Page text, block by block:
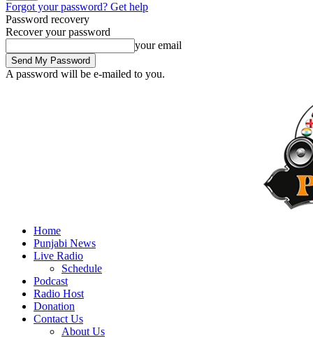
Forgot your password? Get help
Password recovery
Recover your password
your email
A password will be e-mailed to you.
Home
Punjabi News
Live Radio
Schedule
Podcast
Radio Host
Donation
Contact Us
About Us